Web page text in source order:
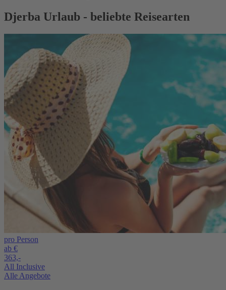
Djerba Urlaub - beliebte Reisearten
pro Person
ab €
363,-
All Inclusive
Alle Angebote